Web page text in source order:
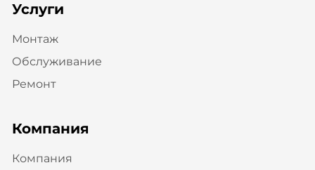
Услуги
Монтаж
Обслуживание
Ремонт
Компания
Компания